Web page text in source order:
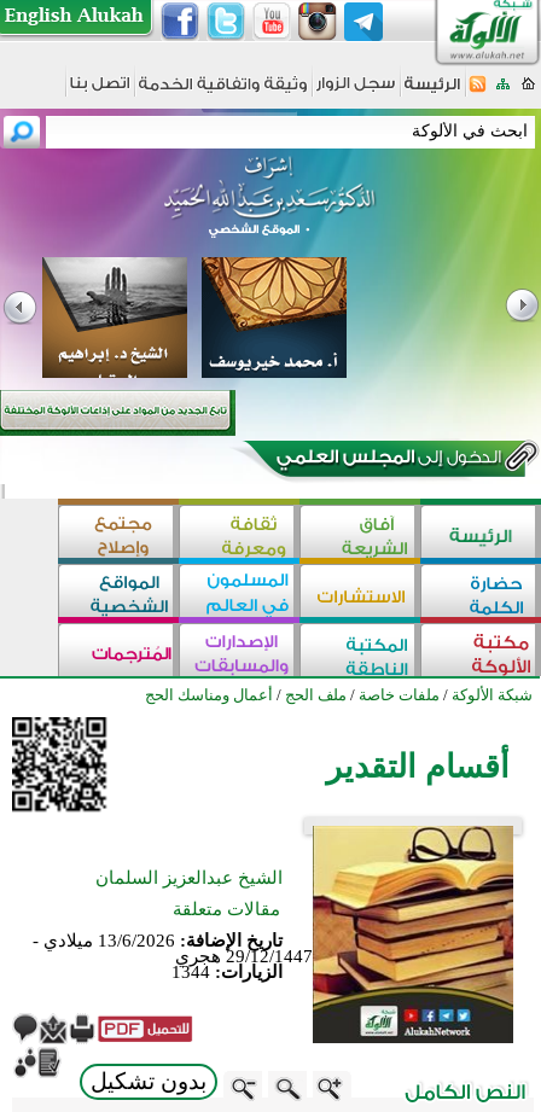
شبكة الألوكة / ملفات خاصة / ملف الحج / أعمال ومناسك الحج
أقسام التقدير
الشيخ عبدالعزيز السلمان
مقالات متعلقة
تاريخ الإضافة:
13/6/2026 ميلادي -
29/12/1447 هجري
الزيارات: 1344
بدون تشكيل